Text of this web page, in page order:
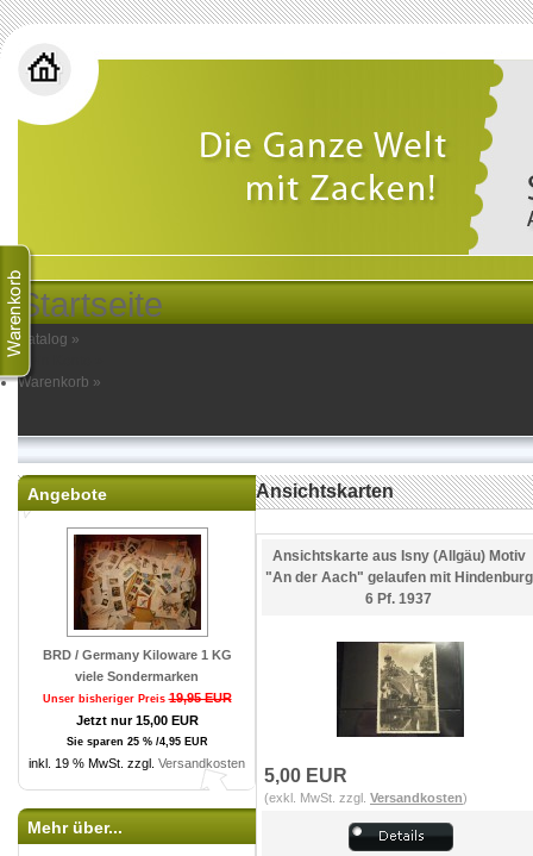
Startseite
Katalog »
Warenkorb »
Angebote
BRD / Germany Kiloware 1 KG
viele Sondermarken
Unser bisheriger Preis19,95 EUR
Jetzt nur 15,00 EUR
Sie sparen 25 % /4,95 EUR
inkl. 19 % MwSt. zzgl. Versandkosten
Mehr über...
Ansichtskarten
Ansichtskarte aus Isny (Allgäu) Motiv
"An der Aach" gelaufen mit Hindenburg
6 Pf. 1937
5,00 EUR
(exkl. MwSt. zzgl. Versandkosten)